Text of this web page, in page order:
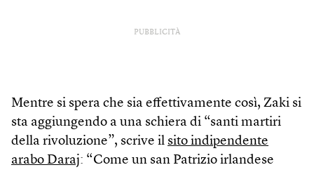
PUBBLICITÀ
Mentre si spera che sia effettivamente così, Zaki si
sta aggiungendo a una schiera di “santi martiri
della rivoluzione”, scrive il sito indipendente
arabo Daraj: “Come un san Patrizio irlandese